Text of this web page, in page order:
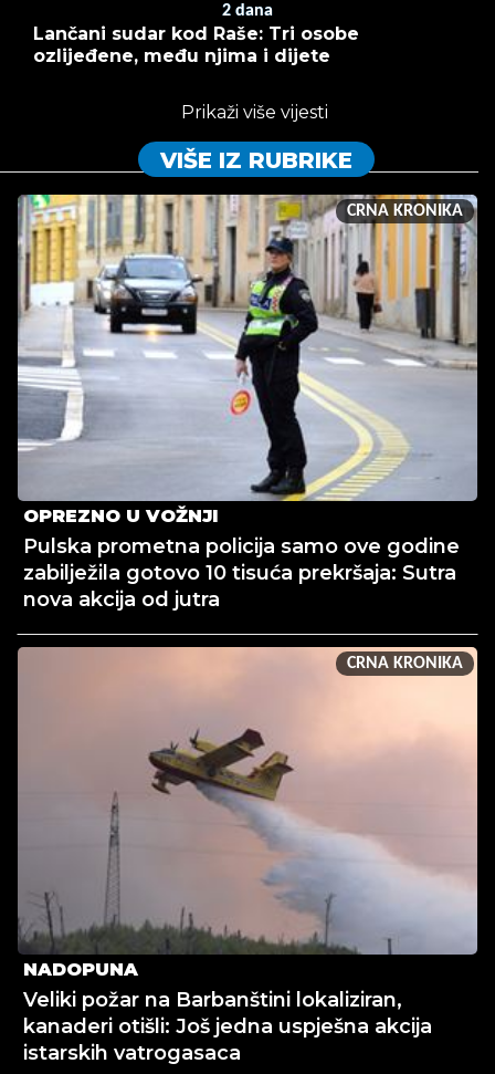
2 dana
Lančani sudar kod Raše: Tri osobe
ozlijeđene, među njima i dijete
Prikaži više vijesti
VIŠE IZ RUBRIKE
CRNA KRONIKA
OPREZNO U VOŽNJI
Pulska prometna policija samo ove godine
zabilježila gotovo 10 tisuća prekršaja: Sutra
nova akcija od jutra
CRNA KRONIKA
NADOPUNA
Veliki požar na Barbanštini lokaliziran,
kanaderi otišli: Još jedna uspješna akcija
istarskih vatrogasaca